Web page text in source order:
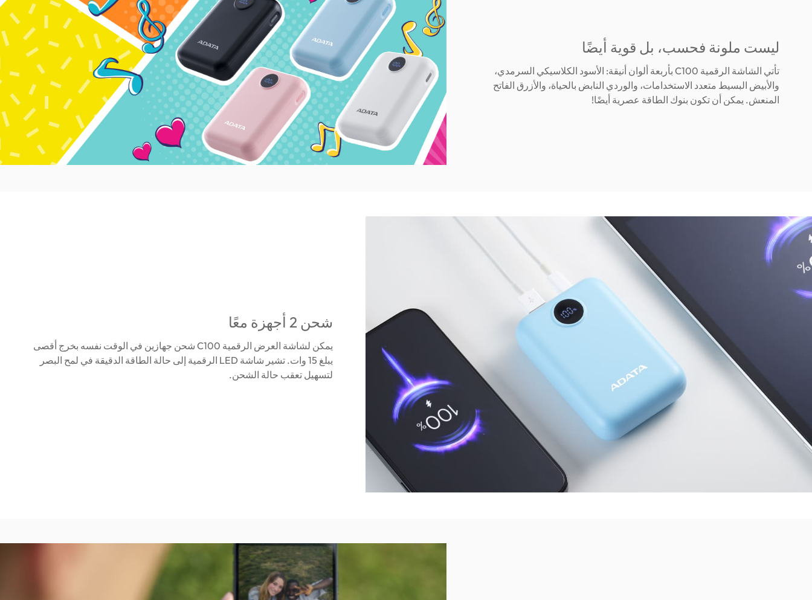
ليست ملونة فحسب، بل قوية أيضًا
تأتي الشاشة الرقمية C100 بأربعة ألوان أنيقة: الأسود الكلاسيكي السرمدي،
والأبيض البسيط متعدد الاستخدامات، والوردي النابض بالحياة، والأزرق الفاتح
المنعش. يمكن أن تكون بنوك الطاقة عصرية أيضًا!
شحن 2 أجهزة معًا
يمكن لشاشة العرض الرقمية C100 شحن جهازين في الوقت نفسه بخرج أقصى
يبلغ 15 وات. تشير شاشة LED الرقمية إلى حالة الطاقة الدقيقة في لمح البصر
لتسهيل تعقب حالة الشحن.